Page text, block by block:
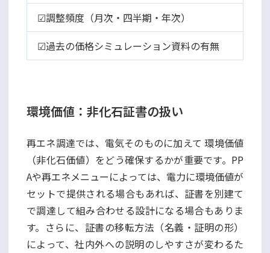
☑調整頻度（月次・四半期・年次）
☑過去の価格シミュレーション資料の有無
環境価値：非化石証書の扱い
再エネ調達では、電気そのものに加えて 環境価値
（非化石価値）をどう確保するかが重要です。PP
Aや再エネメニューによっては、電力に環境価値が
セットで提供される場合もあれば、証書を別建て
で調達して組み合わせる設計になる場合もありま
す。さらに、証書の移転方法（名義・証明の形）
によって、社内外への説明のしやすさが変わるた